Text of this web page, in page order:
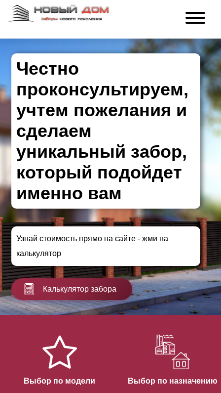
Честно
проконсультируем,
учтем пожелания и
сделаем
уникальный забор,
который подойдет
именно вам
Узнай стоимость прямо на сайте - жми на
калькулятор
Калькулятор забора
Выбор по модели Выбор по назначению